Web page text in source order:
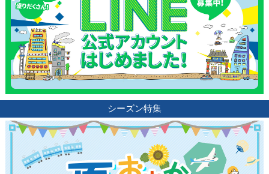
シーズン特集